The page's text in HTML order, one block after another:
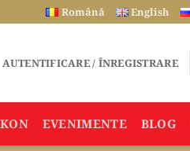
Română English
AUTENTIFICARE / ÎNREGISTRARE
EVENIMENTE BLOG